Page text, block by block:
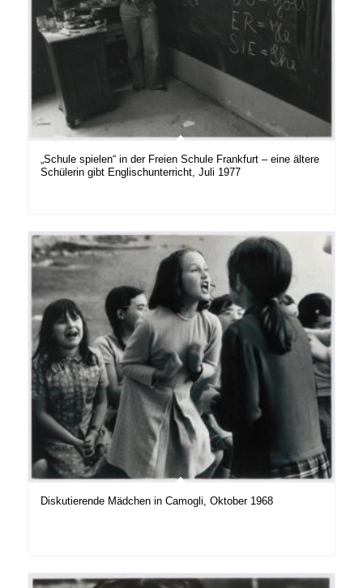
„Schule spielen“ in der Freien Schule Frankfurt – eine ältere
Schülerin gibt Englischunterricht, Juli 1977
Diskutierende Mädchen in Camogli, Oktober 1968